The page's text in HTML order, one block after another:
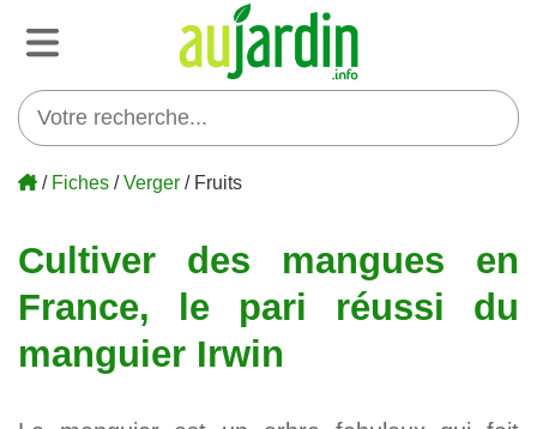
/ Fiches /Verger / Fruits
Cultiver des mangues en
France, le pari réussi du
manguier Irwin